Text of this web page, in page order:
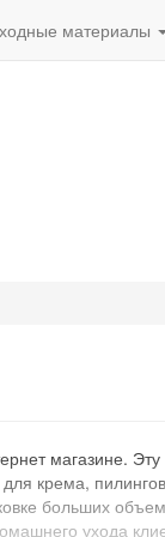
материалы
магазине.
крема,
больших
ухода